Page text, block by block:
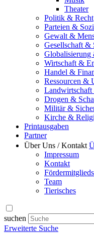
Theater
Politik & Recht
Parteien &
Gewalt &
Gesellschaft &
Globalisierung
Wirtschaft &
Handel &
Ressourcen &
Drogen &
Militär &
Kirche &
Printausgaben
Partner
Über Uns / Kontakt
Impressum
Kontakt
Team
Tierisches
suchen
Erweiterte Suche